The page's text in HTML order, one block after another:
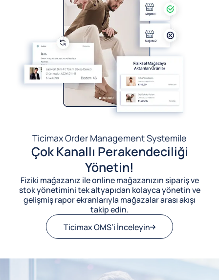
Ticimax Order Management Systemile
Çok Kanallı Perakendeciliği
Yönetin!
Fiziki mağazanız ile online mağazanızın sipariş ve
stok yönetimini tek altyapıdan kolayca yönetin ve
gelişmiş rapor ekranlarıyla mağazalar arası akışı
takip edin.
Ticimax OMS’i İnceleyin